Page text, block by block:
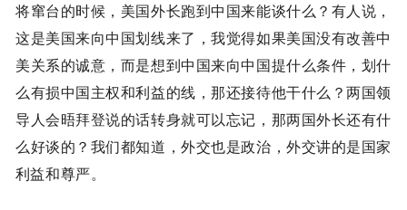
将窜台的时候，美国外长跑到中国来能谈什么？有人说，
这是美国来向中国划线来了，我觉得如果美国没有改善中
美关系的诚意，而是想到中国来向中国提什么条件，划什
么有损中国主权和利益的线，那还接待他干什么？两国领
导人会晤拜登说的话转身就可以忘记，那两国外长还有什
么好谈的？我们都知道，外交也是政治，外交讲的是国家
利益和尊严。